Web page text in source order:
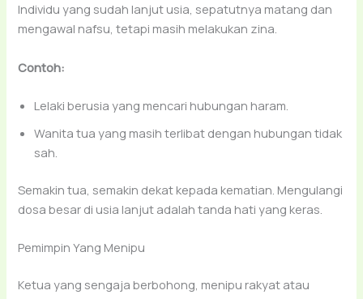
Individu yang sudah lanjut usia, sepatutnya matang dan
mengawal nafsu, tetapi masih melakukan zina.
Contoh:
Lelaki berusia yang mencari hubungan haram.
Wanita tua yang masih terlibat dengan hubungan tidak
sah.
Semakin tua, semakin dekat kepada kematian. Mengulangi
dosa besar di usia lanjut adalah tanda hati yang keras.
Pemimpin Yang Menipu
Ketua yang sengaja berbohong, menipu rakyat atau